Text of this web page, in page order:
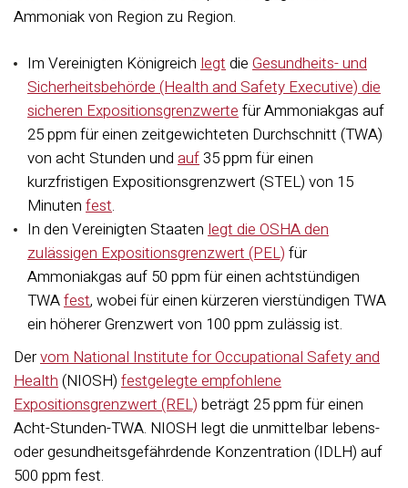
Ammoniak von Region zu Region.
Im Vereinigten Königreich legt die Gesundheits- und
Sicherheitsbehörde (Health and Safety Executive) die
sicheren Expositionsgrenzwerte für Ammoniakgas auf
25 ppm für einen zeitgewichteten Durchschnitt (TWA)
von acht Stunden und auf 35 ppm für einen
kurzfristigen Expositionsgrenzwert (STEL) von 15
Minuten fest.
In den Vereinigten Staaten legt die OSHA den
zulässigen Expositionsgrenzwert (PEL) für
Ammoniakgas auf 50 ppm für einen achtstündigen
TWAfest, wobei für einen kürzeren vierstündigen TWA
ein höherer Grenzwert von 100 ppm zulässig ist.
Dervom National Institute for Occupational Safety and
Health (NIOSH) festgelegte empfohlene
Expositionsgrenzwert (REL) beträgt 25 ppm für einen
Acht-Stunden-TWA. NIOSH legt die unmittelbar lebens-
oder gesundheitsgefährdende Konzentration (IDLH) auf
500 ppm fest.